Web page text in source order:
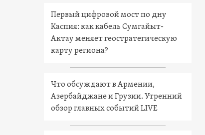
Первый цифровой мост по дну
Каспия: как кабель Сумгайыт-
Актау меняет геостратегическую
карту региона?
Что обсуждают в Армении,
Азербайджане и Грузии. Утренний
обзор главных событий LIVE